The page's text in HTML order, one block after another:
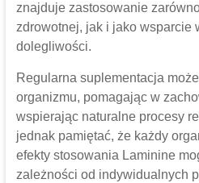
znajduje zastosowanie
zdrowotnej, jak i jako wsparcie
dolegliwości.
Regularna suplementacja
organizmu, pomagając w
wspierając naturalne procesy
jednak pamiętać, że każdy
efekty stosowania Laminine
zależności od indywidualnych